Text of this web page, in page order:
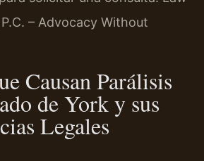
– Advocacy Without
Causan Parálisis
de York y sus
Legales